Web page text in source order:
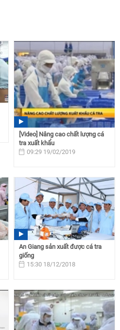
[Video] Nâng cao chất lượng cá
tra xuất khẩu
09:29 19/02/2019
An Giang sản xuất được cá tra
giống
15:30 18/12/2018